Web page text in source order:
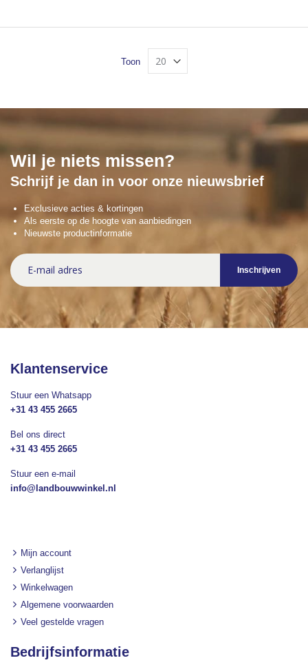
Toon
Wil je niets missen?
Schrijf je dan in voor onze nieuwsbrief
Exclusieve acties & kortingen
Als eerste op de hoogte van aanbiedingen
Nieuwste productinformatie
Abonneer
u
op
Inschrijven
Klantenservice
Stuur een Whatsapp
+31 43 455 2665
Bel ons direct
+31 43 455 2665
Stuur een e-mail
info@landbouwwinkel.nl
Mijn account
Verlanglijst
Winkelwagen
Algemene voorwaarden
Veel gestelde vragen
Bedrijfsinformatie